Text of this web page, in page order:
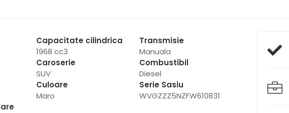
Capacitate cilindrica
1968 cc3
Transmisie
Manuala
Caroserie
SUV
Combustibil
Diesel
Culoare
Maro
Serie Sasiu
WVGZZZ5NZFW610831